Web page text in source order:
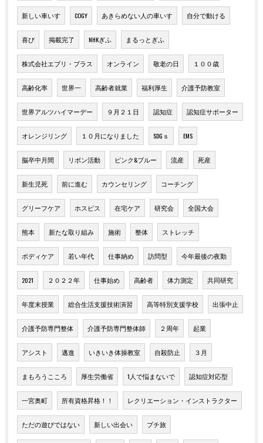
新しい車いす COGY あきらめない人の車いす 自分で動ける
喜び 掲載完了 NHKぎふ まるっとぎふ
株式会社エブリ・プラス オンライン 敬老の日 １００歳
高齢化率 世界一 高齢者就業 福利厚生 介護予防教室
世界アルツハイマーデー ９月２１日 認知症 認知症サポーター
オレンジリング １０月になりました SDGｓ EMS
脳卒中月間 リボン活動 ピンク&ブルー 流産 死産
新生児死 前に進む カウンセリング コーチング
グリーフケア ホスピス 在宅ケア 研究会 全国大会
熊本 新たな取り組み 施術 整体 ストレッチ
ボディケア 若い年代 仕事納め 訪問型 今年最後の夜勤
2021 ２０２２年 仕事始め 高齢者 体力測定 共同研究
年度末授業 総合生活支援技術演習 高等特別支援学校 出張中止
介護予防専門整体 介護予防専門整体師 ２周年 起業
アシスト 邁進 いきいき体操教室 自殺防止 ３月
まもろうこころ 厚生労働省 1人で悩まないで 認知症対応型
一宮奥町 所有資格昇格！！ レクリエーション・インストラクター
ただの遊びではない 新しい出会い プチ旅